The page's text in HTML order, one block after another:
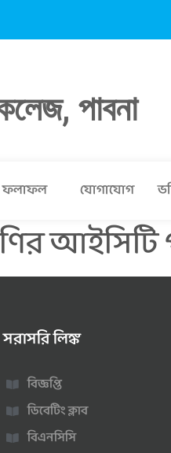
পাবনা
ফলাফল যোগাযোগ
আইসিটি
সরাসরি লিঙ্ক
বিজ্ঞপ্তি
ডিবেটিং ক্লাব
বিএনসিসি